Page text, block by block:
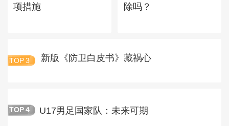
项措施
除吗？
TOP 3 新版《防卫白皮书》藏祸心
TOP 4 U17男足国家队：未来可期